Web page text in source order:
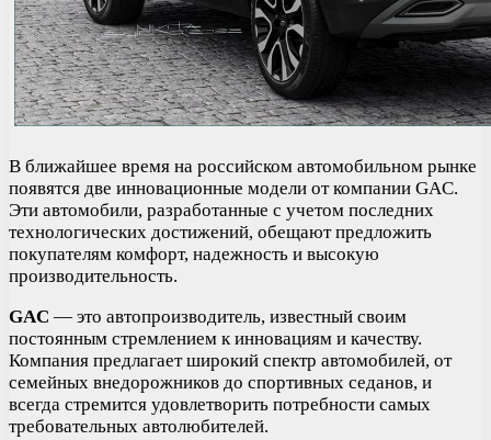
В ближайшее время на российском автомобильном рынке
появятся две инновационные модели от компании GAC.
Эти автомобили, разработанные с учетом последних
технологических достижений, обещают предложить
покупателям комфорт, надежность и высокую
производительность.
GAC — это автопроизводитель, известный своим
постоянным стремлением к инновациям и качеству.
Компания предлагает широкий спектр автомобилей, от
семейных внедорожников до спортивных седанов, и
всегда стремится удовлетворить потребности самых
требовательных автолюбителей.